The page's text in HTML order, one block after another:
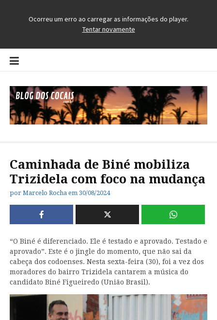
Pular
para
conteúdo
Caminhada de Biné mobiliza
Trizidela com foco na mudança
por Marcelo Rocha em 30/08/2024
“O Biné é diferenciado. Ele é testado e aprovado. Testado e
aprovado”. Este é o jingle do momento, que não sai da
cabeça dos codoenses. Nesta sexta-feira (30), foi a vez dos
moradores do bairro Trizidela cantarem a música do
candidato Biné Figueiredo (União Brasil).